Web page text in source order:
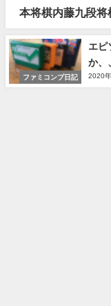
本将棋内藤九段
ファミコンプ日記
エピ
か、
2020